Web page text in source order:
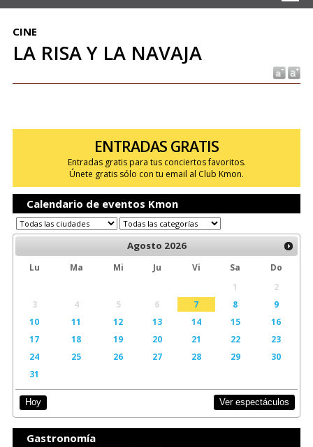
CINE
LA RISA Y LA NAVAJA
ENTRADAS GRATIS
Entradas gratis para tus conciertos favoritos.
Únete gratis sólo con tu email al Club Kmon.
Calendario de eventos Kmon
Agosto 2026
Lu Ma Mi Ju Vi Sa
Do
1
2
3
4 5 6 7 8
9
10
11 12 13 14 15
16
17
18 19 20 21 22
23
24
25 26 27 28 29
30
31
Hoy Ver espectáculos
Gastronomía